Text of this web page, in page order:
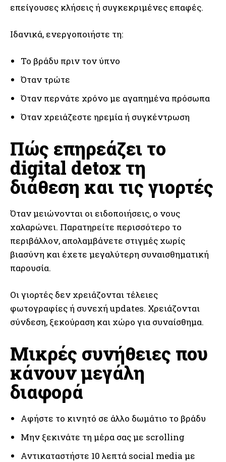
επείγουσες κλήσεις ή συγκεκριμένες επαφές.
Ιδανικά, ενεργοποιήστε τη:
Το βράδυ πριν τον ύπνο
Όταν τρώτε
Όταν περνάτε χρόνο με αγαπημένα πρόσωπα
Όταν χρειάζεστε ηρεμία ή συγκέντρωση
Πώς επηρεάζει το
digital detox τη
διάθεση και τις γιορτές
Όταν μειώνονται οι ειδοποιήσεις, ο νους
χαλαρώνει. Παρατηρείτε περισσότερο το
περιβάλλον, απολαμβάνετε στιγμές χωρίς
βιασύνη και έχετε μεγαλύτερη συναισθηματική
παρουσία.
Οι γιορτές δεν χρειάζονται τέλειες
φωτογραφίες ή συνεχή updates. Χρειάζονται
σύνδεση, ξεκούραση και χώρο για συναίσθημα.
Μικρές συνήθειες που
κάνουν μεγάλη
διαφορά
Αφήστε το κινητό σε άλλο δωμάτιο το βράδυ
Μην ξεκινάτε τη μέρα σας με scrolling
Αντικαταστήστε 10 λεπτά social media με